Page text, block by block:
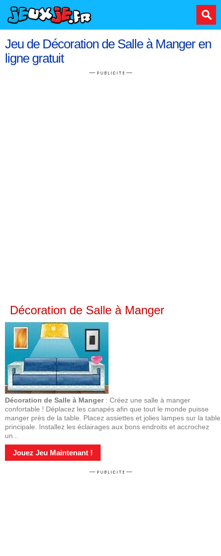
Jeu de Décoration de Salle à Manger en
ligne gratuit
Décoration de Salle à Manger
Décoration de Salle à Manger: Créez une salle à manger
confortable ! Déplacez les canapés afin que tout le monde puisse
manger près de la table. Placez assiettes et jolies lampes sur la table
principale. Installez les éclairages aux bons endroits et accrochez
un...
Jouez Jeu Maintenant !